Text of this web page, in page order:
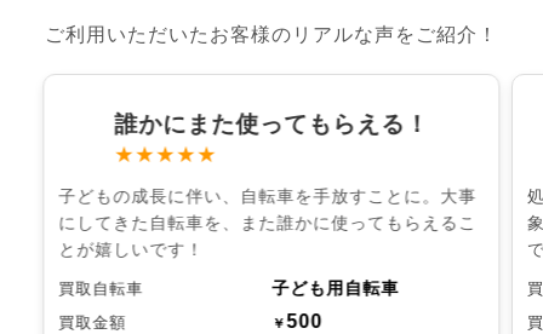
ご利用いただいたお客様のリアルな声をご紹介！
誰かにまた使ってもらえる！
★★★★★
子どもの成長に伴い、自転車を手放すことに。大事
にしてきた自転車を、また誰かに使ってもらえるこ
とが嬉しいです！
買取自転車 子ども用自転車
買取金額 ￥500